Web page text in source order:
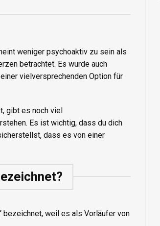
weniger psychoaktiv zu sein als
betrachtet. Es wurde auch
vielversprechenden Option für
gibt es noch viel
Es ist wichtig, dass du dich
dass es von einer
bezeichnet, weil es als Vorläufer von